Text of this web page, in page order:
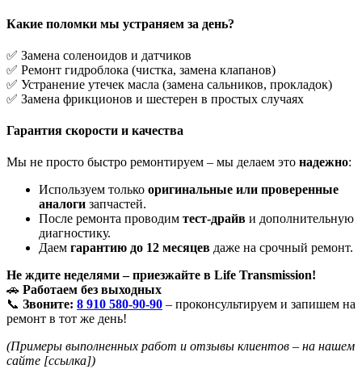
Какие поломки мы устраняем за день?
✅ Замена соленоидов и датчиков
✅ Ремонт гидроблока (чистка, замена клапанов)
✅ Устранение утечек масла (замена сальников, прокладок)
✅ Замена фрикционов и шестерен в простых случаях
Гарантия скорости и качества
Мы не просто быстро ремонтируем – мы делаем это надежно:
Используем только оригинальные или проверенные
аналоги запчастей.
После ремонта проводим тест-драйв и дополнительную
диагностику.
Даем гарантию до 12 месяцев даже на срочный ремонт.
Не ждите неделями – приезжайте в Life Transmission!
🚗 Работаем без выходных
📞 Звоните: 8 910 580-90-90 – проконсультируем и запишем на
ремонт в тот же день!
(Примеры выполненных работ и отзывы клиентов – на нашем
сайте [ссылка])